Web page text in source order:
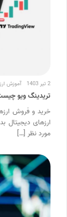
2 تیر 1403 آموزش
تریدینگ ویو
خرید و فروش
ارزهای دیجیتال
مورد نظر […]